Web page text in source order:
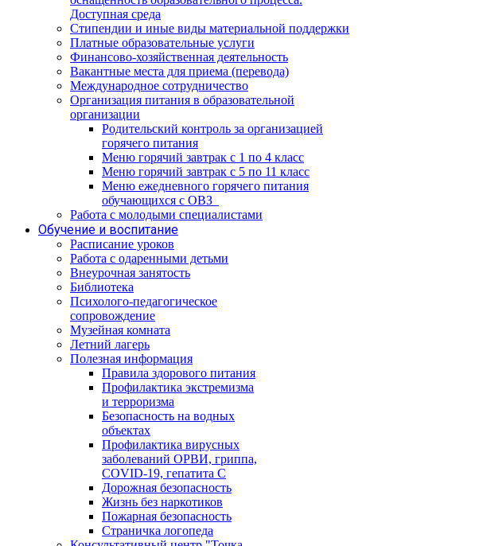
Доступная среда
Стипендии и иные виды материальной поддержки
Платные образовательные услуги
Финансово-хозяйственная деятельность
Вакантные места для приема (перевода)
Международное сотрудничество
Организация питания в образовательной
организации
Родительский контроль за организацией
горячего питания
Меню горячий завтрак с 1 по 4 класс
Меню горячий завтрак с 5 по 11 класс
Меню ежедневного горячего питания
обучающихся с ОВЗ
Работа с молодыми специалистами
Обучение и воспитание
Расписание уроков
Работа с одаренными детьми
Внеурочная занятость
Библиотека
Психолого-педагогическое
сопровождение
Музейная комната
Летний лагерь
Полезная информация
Правила здорового питания
Профилактика экстремизма
и терроризма
Безопасность на водных
объектах
Профилактика вирусных
заболеваний ОРВИ, гриппа,
COVID-19, гепатита С
Дорожная безопасность
Жизнь без наркотиков
Пожарная безопасность
Страничка логопеда